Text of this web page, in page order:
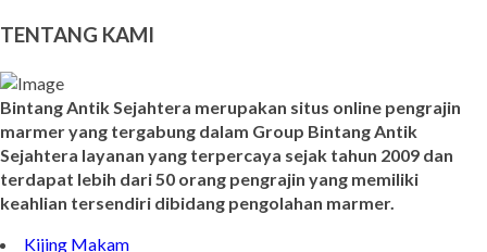
TENTANG KAMI
Bintang Antik Sejahtera merupakan situs online pengrajin
marmer yang tergabung dalam Group Bintang Antik
Sejahtera layanan yang terpercaya sejak tahun 2009 dan
terdapat lebih dari 50 orang pengrajin yang memiliki
keahlian tersendiri dibidang pengolahan marmer.
Kijing Makam